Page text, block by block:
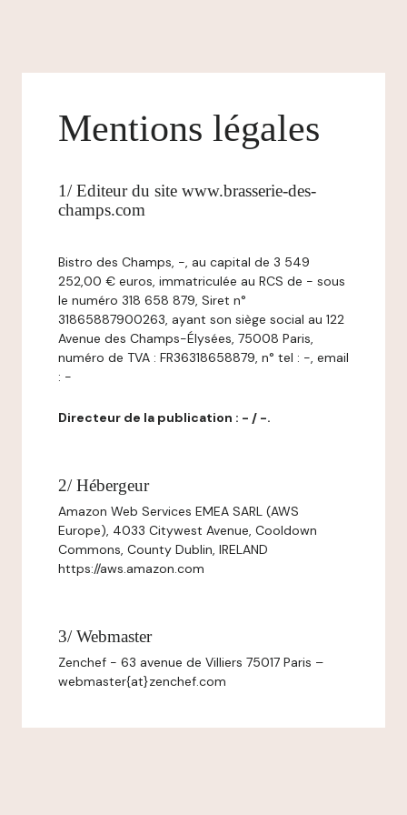
Mentions légales
1/ Editeur du site www.brasserie-des-
champs.com
Bistro des Champs, -, au capital de 3 549
252,00 € euros, immatriculée au RCS de - sous
le numéro 318 658 879, Siret n°
31865887900263, ayant son siège social au 122
Avenue des Champs-Élysées, 75008 Paris,
numéro de TVA : FR36318658879, n° tel : -, email
: -
Directeur de la publication : - / -.
2/ Hébergeur
Amazon Web Services EMEA SARL (AWS
Europe), 4033 Citywest Avenue, Cooldown
Commons, County Dublin, IRELAND
https://aws.amazon.com
3/ Webmaster
Zenchef - 63 avenue de Villiers 75017 Paris –
webmaster{at}zenchef.com